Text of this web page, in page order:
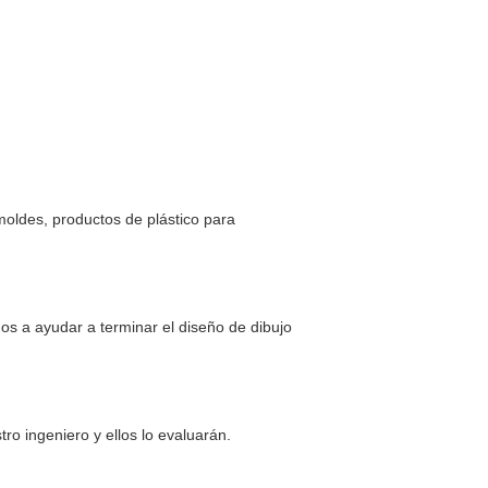
productos de plástico para
a ayudar a terminar el diseño de dibujo
ingeniero y ellos lo evaluarán.